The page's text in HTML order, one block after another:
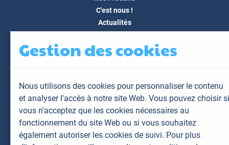
C'est nous !
Actualités
FAQ
Mon espace
Mes animaux
Mes résultats
Mes commandes
Mes factures
Gestion des cookies
Nous utilisons des cookies pour personnaliser le contenu
et analyser l'accès à notre site Web. Vous pouvez choisir si
vous n'acceptez que les cookies nécessaires au
fonctionnement du site Web ou si vous souhaitez
également autoriser les cookies de suivi. Pour plus